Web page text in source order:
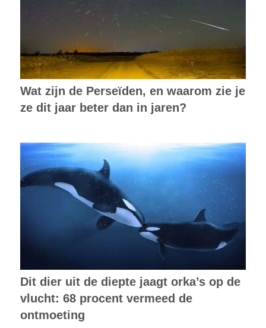
Wat zijn de Perseïden, en waarom zie je
ze dit jaar beter dan in jaren?
Dit dier uit de diepte jaagt orka’s op de
vlucht: 68 procent vermeed de
ontmoeting